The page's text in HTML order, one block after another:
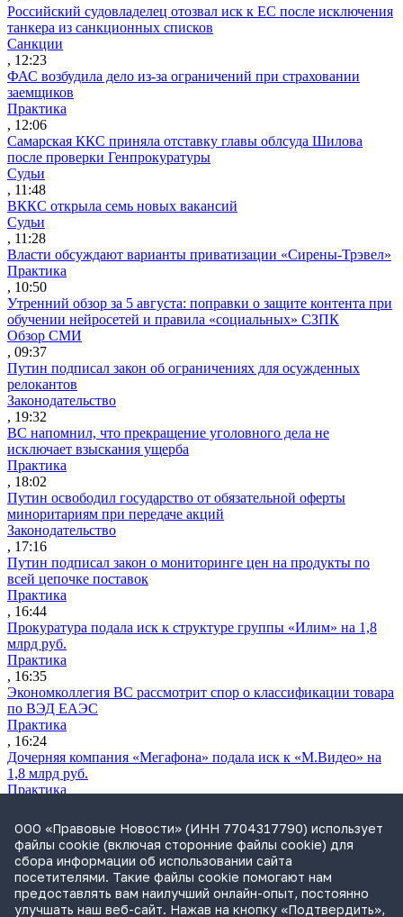
Российский судовладелец отозвал иск к ЕС после исключения
танкера из санкционных списков
Санкции
, 12:23
ФАС возбудила дело из-за ограничений при страховании
заемщиков
Практика
, 12:06
Самарская ККС приняла отставку главы облсуда Шилова
после проверки Генпрокуратуры
Судьи
, 11:48
ВККС открыла семь новых вакансий
Судьи
, 11:28
Власти обсуждают варианты приватизации «Сирены-Трэвел»
Практика
, 10:50
Утренний обзор за 5 августа: поправки о защите контента при
обучении нейросетей и правила «социальных» СЗПК
Обзор СМИ
, 09:37
Путин подписал закон об ограничениях для осужденных
релокантов
Законодательство
, 19:32
ВС напомнил, что прекращение уголовного дела не
исключает взыскания ущерба
Практика
, 18:02
Путин освободил государство от обязательной оферты
миноритариям при передаче акций
Законодательство
, 17:16
Путин подписал закон о мониторинге цен на продукты по
всей цепочке поставок
Практика
, 16:44
Прокуратура подала иск к структуре группы «Илим» на 1,8
млрд руб.
Практика
, 16:35
Экономколлегия ВС рассмотрит спор о классификации товара
по ВЭД ЕАЭС
Практика
, 16:24
Дочерняя компания «Мегафона» подала иск к «М.Видео» на
1,8 млрд руб.
Практика
СИП проверит отмену патента на систему управления
устройствами после возражений «Яндекса»
Практика
, 15:17
Суды 10 стран рассматривают иски российской «дочки»
Google о возврате дивидендов
ООО «Правовые Новости» (ИНН 7704317790) использует
файлы cookie (включая сторонние файлы cookie) для
сбора информации об использовании сайта
посетителями. Такие файлы cookie помогают нам
предоставлять вам наилучший онлайн-опыт, постоянно
улучшать наш веб-сайт. Нажав на кнопку «Подтвердить»,